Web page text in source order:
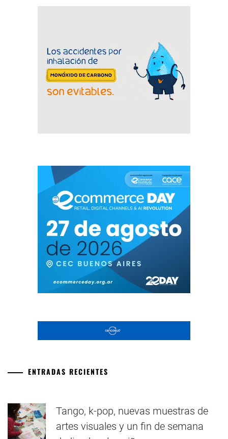
ENTRADAS RECIENTES
Tango, k-pop, nuevas muestras de
artes visuales y un fin de semana